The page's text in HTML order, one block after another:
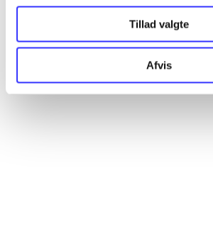
Tillad valgte
Afvis
...